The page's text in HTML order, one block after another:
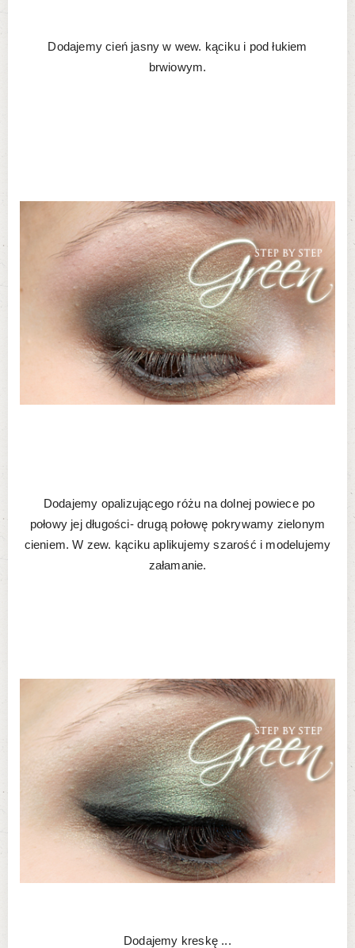
Dodajemy cień jasny w wew. kąciku i pod łukiem
brwiowym.
Dodajemy opalizującego różu na dolnej powiece po
połowy jej długości- drugą połowę pokrywamy zielonym
cieniem. W zew. kąciku aplikujemy szarość i modelujemy
załamanie.
Dodajemy kreskę ...